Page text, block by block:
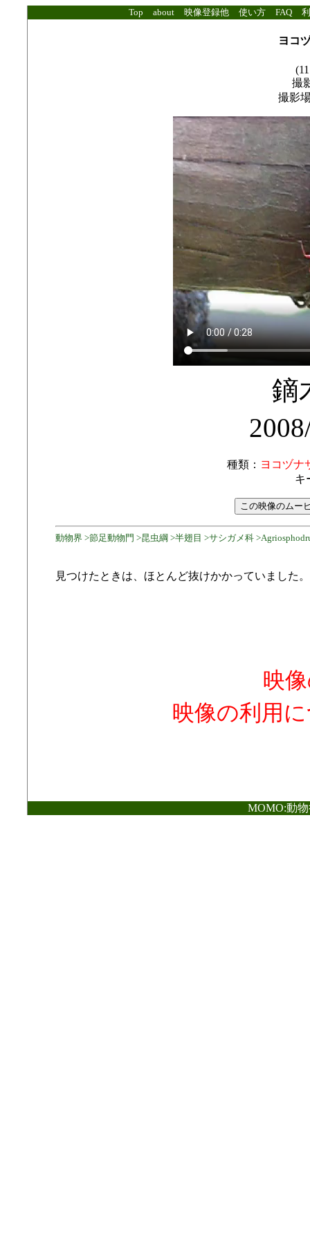
Top about 映像登録他 使い方 FAQ
ヨコ
撮
撮影
鏑
種類： ヨコヅナ
キ
動物界 >節足動物門 >昆虫綱 >半翅目 >サシガメ科
見つけたときは、ほとんど抜けかかっていました
映
映像の利用
MOMO:動